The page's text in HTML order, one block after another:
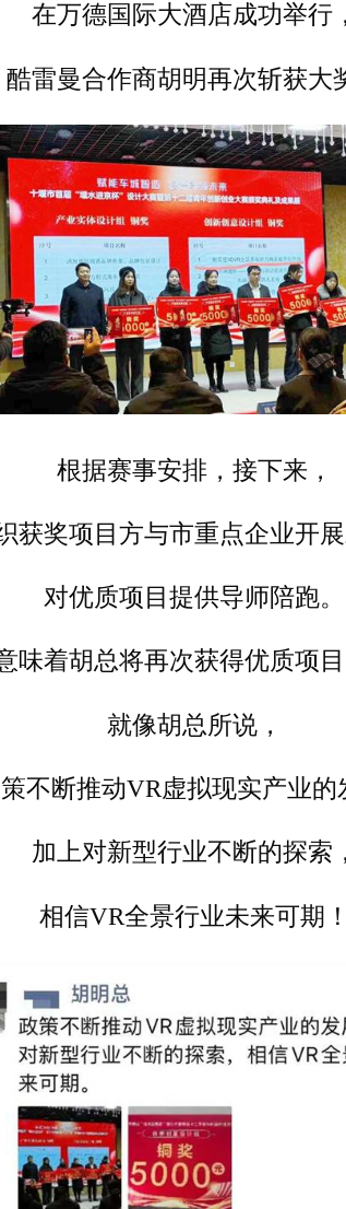
在万德国际大酒店成功举行，
酷雷曼合作商胡明再次斩获大
根据赛事安排，接下来，
获奖项目方与市重点企业开展
对优质项目提供导师陪跑。
味着胡总将再次获得优质项目
就像胡总所说，
不断推动VR虚拟现实产业的
加上对新型行业不断的探索，
相信VR全景行业未来可期！